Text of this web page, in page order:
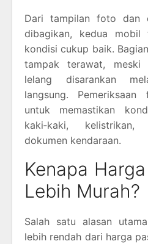
Dari tampilan foto dan
dibagikan, kedua mobil
kondisi cukup baik.
tampak terawat,
lelang disarankan
langsung.
untuk memastikan
kaki‑kaki, kelistrikan,
dokumen kendaraan.
Kenapa
Lebih Murah?
Salah satu alasan
lebih rendah dari harga